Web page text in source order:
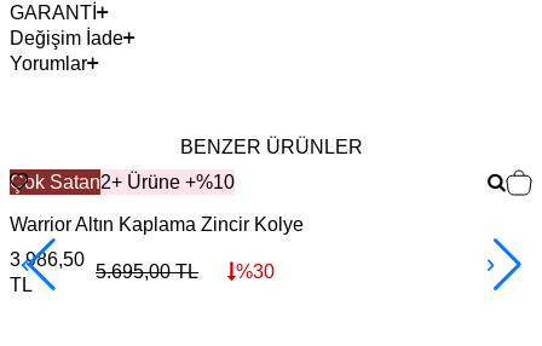
GARANTİ
Değişim İade
Yorumlar
BENZER ÜRÜNLER
Çok Satan2+ Ürüne +%10
Warrior Altın Kaplama Zincir Kolye
3.986,50
TL
5.695,00TL %30